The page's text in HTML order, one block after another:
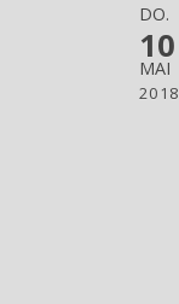
DO.
10
MAI
2018